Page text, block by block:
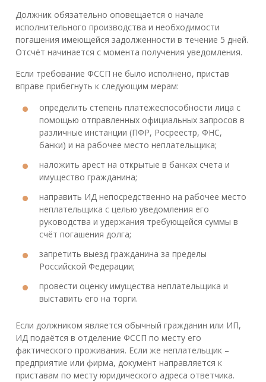
Должник обязательно оповещается о начале
исполнительного производства и необходимости
погашения имеющейся задолженности в течение 5 дней.
Отсчёт начинается с момента получения уведомления.
Если требование ФССП не было исполнено, пристав
вправе прибегнуть к следующим мерам:
определить степень платёжеспособности лица с
помощью отправленных официальных запросов в
различные инстанции (ПФР, Росреестр, ФНС,
банки) и на рабочее место неплательщика;
наложить арест на открытые в банках счета и
имущество гражданина;
направить ИД непосредственно на рабочее место
неплательщика с целью уведомления его
руководства и удержания требующейся суммы в
счёт погашения долга;
запретить выезд гражданина за пределы
Российской Федерации;
провести оценку имущества неплательщика и
выставить его на торги.
Если должником является обычный гражданин или ИП,
ИД подаётся в отделение ФССП по месту его
фактического проживания. Если же неплательщик –
предприятие или фирма, документ направляется к
приставам по месту юридического адреса ответчика.